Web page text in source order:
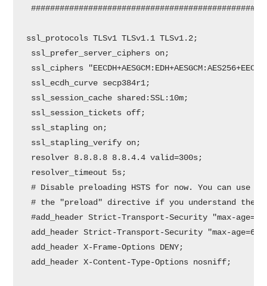
ssl_protocols TLSv1 TLSv1.1 TLSv1.2;
ssl_prefer_server_ciphers on;
ssl_ciphers
ssl_ecdh_curve secp384r1;
ssl_session_cache shared:SSL:10m;
ssl_session_tickets off;
ssl_stapling on;
ssl_stapling_verify on;
resolver 8.8.8.8 8.8.4.4 valid=300s;
resolver_timeout 5s;
# Disable preloading HSTS for now. You can use
# the "preload" directive if you understand the
#add_header Strict-Transport-Security "max-
add_header Strict-Transport-Security "max-
add_header X-Frame-Options DENY;
add_header X-Content-Type-Options nosniff;